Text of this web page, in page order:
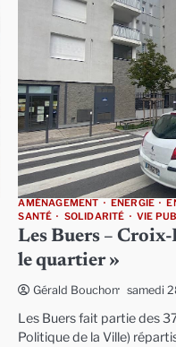
AMÉNAGEMENT ENERGIE
SANTÉ
SOLIDARITÉ VIE
Les Buers –
le quartier »
Gérald Bouchon samedi
Les Buers fait partie des
Politique de la Ville)